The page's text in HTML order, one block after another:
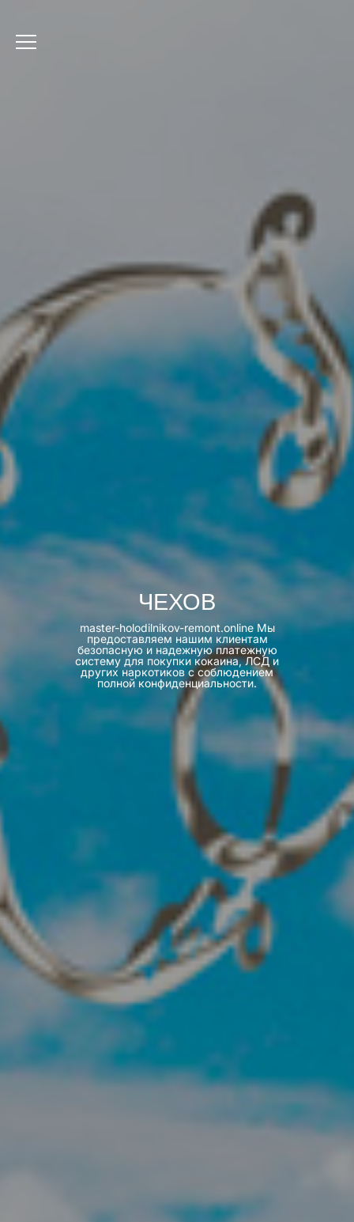
ЧЕХОВ
master-holodilnikov-remont.online Мы
предоставляем нашим клиентам
безопасную и надежную платежную
систему для покупки кокаина, ЛСД и
других наркотиков с соблюдением
полной конфиденциальности.